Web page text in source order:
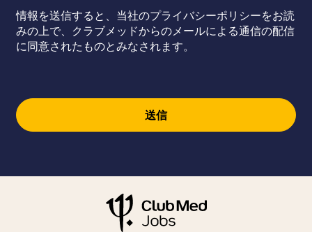
情報を送信すると、当社のプライバシーポリシーをお読
みの上で、クラブメッドからのメールによる通信の配信
に同意されたものとみなされます。
送信